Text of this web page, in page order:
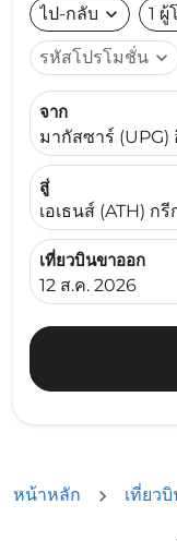
ไป-กลับ expand_more 1 ผู้
รหัสโปรโมชั่น expand_more
จาก
มากัสซาร์ (UPG)
สู่
เอเธนส์ (ATH) กรี
เที่ยวบินขาออก
fc-booking-
12 ส.ค. 2026
หน้าหลัก เที่ยว